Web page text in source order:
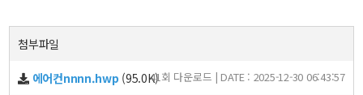
첨부파일
에어컨nnnn.hwp (95.0K)41회 다운로드 | DATE : 2025-12-30 06:43:57